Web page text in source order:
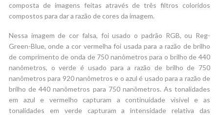
composta de imagens feitas através de três filtros coloridos
compostos para dar a razão de cores da imagem.
Nessa imagem de cor falsa, foi usado o padrão RGB, ou Reg-
Green-Blue, onde a cor vermelha foi usada para a razão de brilho
de comprimento de onda de 750 nanômetros para o brilho de 440
nanômetros, o verde é usado para a razão de brilho de 750
nanômetros para 920 nanômetros e o azul é usado para a razão de
brilho de 440 nanômetros para 750 nanômetros. As tonalidades
em azul e vermelho capturam a continuidade visível e as
tonalidades em verde capturam a intensidade relativa das